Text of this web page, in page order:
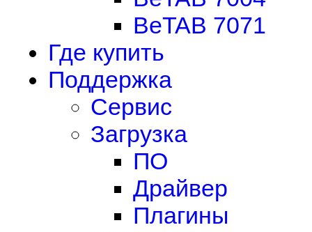
BeTAB 7071
Где купить
Поддержка
Сервис
Загрузка
ПО
Драйвер
Плагины